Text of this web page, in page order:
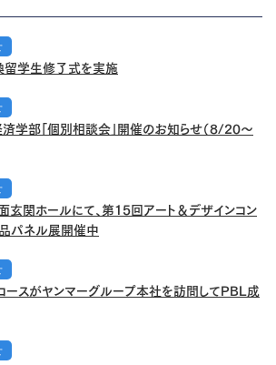
学生修了式を実施
学部「個別相談会」開催のお知らせ（8/20～
関ホールにて、第15回アート＆デザインコン
パネル展開催中
ースがヤンマーグループ本社を訪問してPBL成